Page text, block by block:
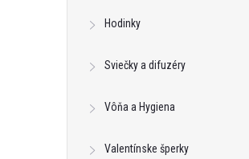
Hodinky
Sviečky a difuzéry
Vôňa a Hygiena
Valentínske šperky